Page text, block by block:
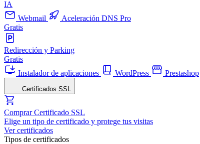
IA
Webmail
Aceleración DNS Pro
Gratis
Redirección y Parking
Gratis
Instalador de aplicaciones
WordPress Prestashop
Certificados SSL
Comprar Certificado SSL
Elige un tipo de certificado y protege tus visitas
Ver certificados
Tipos de certificados